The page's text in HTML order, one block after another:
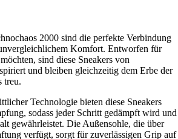
2000 sind die perfekte Verbindung
Komfort. Entworfen für
sind diese Sneakers von
und bleiben gleichzeitig dem Erbe der
treu.
Technologie bieten diese Sneakers
sodass jeder Schritt gedämpft wird und
gewährleistet. Die Außensohle, die über
verfügt, sorgt für zuverlässigen Grip auf